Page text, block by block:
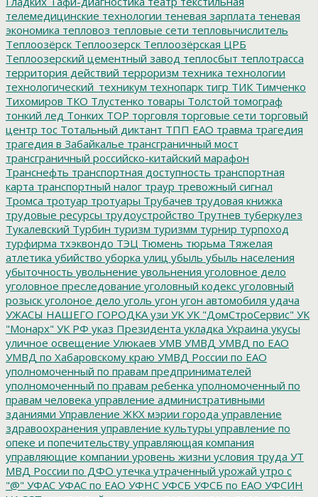
телемедицинские технологии теневая зарплата теневая
экономика тепловоз тепловые сети тепловычислитель
Теплоозёрск Теплоозерск Теплоозёрская ЦРБ
Теплоозерский цементный завод теплосбыт теплотрасса
территория действий терроризм техника технологии
технологический_техникум технопарк тигр ТИК Тимченко
Тихомиров ТКО Тлустенко товары Толстой томограф
тонкий лед Тонких ТОР торговля торговые сети торговый
центр тос Тотальный диктант ТПП ЕАО травма трагедия
трагедия в Забайкалье трансграничный мост
трансграничный российско-китайский марафон
Транснефть транспортная доступность транспортная
карта транспортный налог траур тревожный сигнал
Тромса тротуар тротуары Трубачев трудовая книжка
трудовые ресурсы трудоустройство Трутнев туберкулез
Тукалевский Турбин туризм туризмм турнир турпоход
турфирма тхэквондо ТЭЦ Тюмень тюрьма Тяжелая
атлетика убийство уборка улиц убыль убыль населения
убыточность увольнение увольнения уголовное дело
уголовное преследование уголовный кодекс уголовный
розыск уголоное дело уголь угон угон автомобиля удача
УЖАСЫ НАШЕГО ГОРОДКА узи УК УК "ДомСтроСервис" УК
"Монарх" УК РФ указ Президента укладка Украина укусы
уличное освещение Улюкаев УМВ УМВД УМВД по ЕАО
УМВД по Хабаровскому краю УМВД России по ЕАО
уполномоченный по правам предпринимателей
уполномоченный по правам ребенка уполномоченный по
правам человека управление административными
зданиями Управление ЖКХ мэрии города управление
здравоохранения управление культуры управление по
опеке и попечительству управляющая компания
управляющие компании уровень жизни условия труда УТ
МВД России по ДФО утечка утраченный урожай утро с
"@" УФАС УФАС по ЕАО УФНС УФСБ УФСБ по ЕАО УФСИН